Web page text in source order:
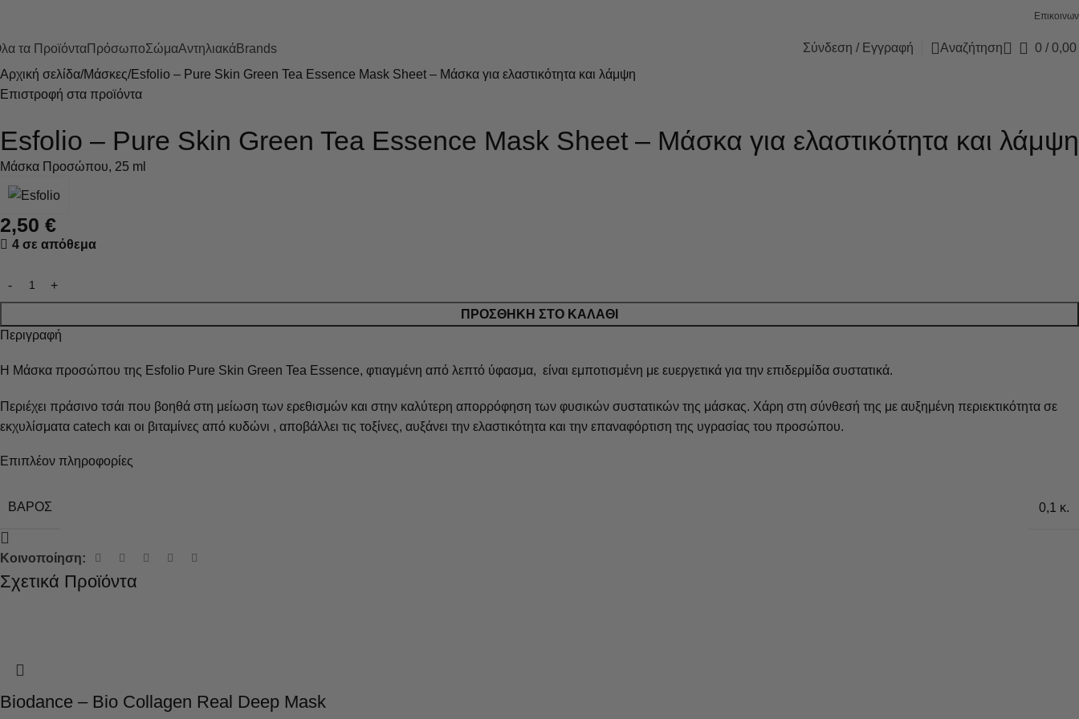
τα ΠροϊόνταΠρόσωποΣώμαΑντηλιακάBrands Σύνδεση / Εγγραφή Αναζήτηση 0 / 0,00
Αρχική σελίδα Μάσκες Esfolio – Pure Skin Green Tea Essence Mask Sheet – Μάσκα για ελαστικότητα και λάμψη
Επιστροφή στα προϊόντα
Esfolio – Pure Skin Green Tea Essence Mask Sheet – Μάσκα για ελαστικότητα και λάμψη
Μάσκα Προσώπου, 25 ml
2,50 €
4 σε απόθεμα
ΠΡΟΣΘΉΚΗ ΣΤΟ ΚΑΛΆΘΙ
Περιγραφή
Η Μάσκα προσώπου της Esfolio Pure Skin Green Tea Essence, φτιαγμένη από λεπτό ύφασμα, είναι εμποτισμένη με ευεργετικά για την επιδερμίδα συστατικά.
Περιέχει πράσινο τσάι που βοηθά στη μείωση των ερεθισμών και στην καλύτερη απορρόφηση των φυσικών συστατικών της μάσκας. Χάρη στη σύνθεσή της με αυξημένη περιεκτικότητα σε
εκχυλίσματα catech και οι βιταμίνες από κυδώνι , αποβάλλει τις τοξίνες, αυξάνει την ελαστικότητα και την επαναφόρτιση της υγρασίας του προσώπου.
Επιπλέον πληροφορίες
ΒΆΡΟΣ 0,1 κ.
Κοινοποίηση:
Σχετικά Προϊόντα
Biodance – Bio Collagen Real Deep Mask